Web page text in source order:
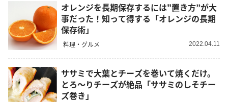
オレンジを長期保存するには"置き方”が大
事だった！知って得する「オレンジの長期
保存術」
料理・グルメ 2022.04.11
ササミで大葉とチーズを巻いて焼くだけ。
とろ〜りチーズが絶品「ササミのしそチー
ズ巻き」